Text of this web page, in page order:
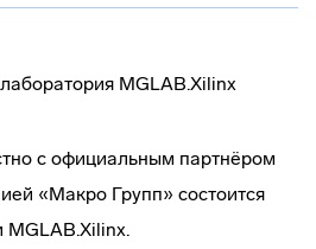
с официальным партнёром
«Макро Групп» состоится
MGLAB.Xilinx.